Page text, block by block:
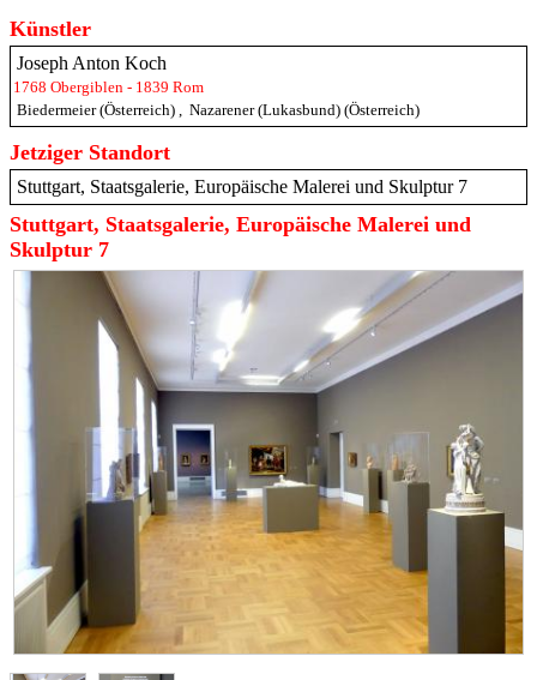
Künstler
Joseph Anton Koch
1768 Obergiblen - 1839 Rom
Biedermeier (Österreich) , Nazarener (Lukasbund) (Österreich)
Jetziger Standort
Stuttgart, Staatsgalerie, Europäische Malerei und Skulptur 7
Stuttgart, Staatsgalerie, Europäische Malerei und
Skulptur 7